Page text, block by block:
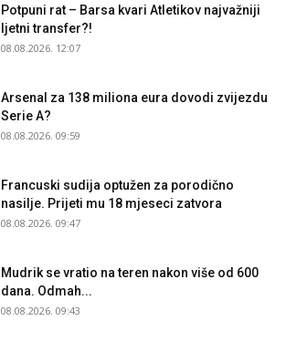
Potpuni rat – Barsa kvari Atletikov najvažniji
ljetni transfer?!
08.08.2026. 12:07
Arsenal za 138 miliona eura dovodi zvijezdu
Serie A?
08.08.2026. 09:59
Francuski sudija optužen za porodično
nasilje. Prijeti mu 18 mjeseci zatvora
08.08.2026. 09:47
Mudrik se vratio na teren nakon više od 600
dana. Odmah...
08.08.2026. 09:43